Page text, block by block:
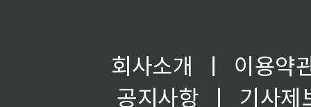
회사소개 ㅣ
이용약
공지사항
ㅣ
기사제